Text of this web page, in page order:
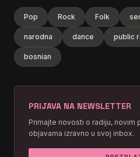
Pop Rock Folk
narodna dance public
bosnian
PRIJAVA NA NEWSLETTER
Primajte novosti o radiju, novim
objavama izravno u svoj inbox.